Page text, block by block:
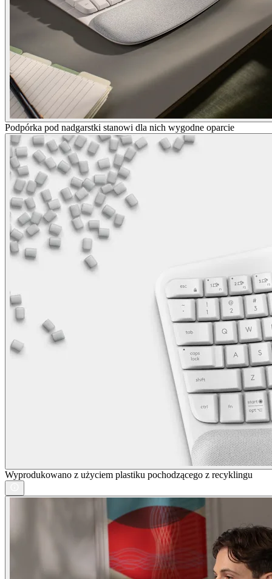
Podpórka pod nadgarstki stanowi dla nich wygodne oparcie
Wyprodukowano z użyciem plastiku pochodzącego z recyklingu